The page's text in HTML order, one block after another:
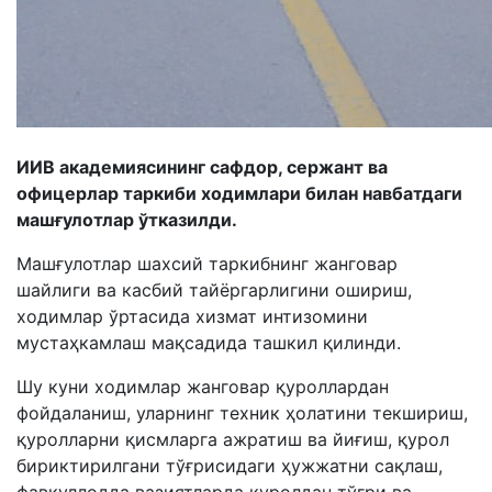
ИИВ академиясининг сафдор, сержант ва
офицерлар таркиби ходимлари билан навбатдаги
машғулотлар ўтказилди.
Машғулотлар шахсий таркибнинг жанговар
шайлиги ва касбий тайёргарлигини ошириш,
ходимлар ўртасида хизмат интизомини
мустаҳкамлаш мақсадида ташкил қилинди.
Шу куни ходимлар жанговар қуроллардан
фойдаланиш, уларнинг техник ҳолатини текшириш,
қуролларни қисмларга ажратиш ва йиғиш, қурол
бириктирилгани тўғрисидаги ҳужжатни сақлаш,